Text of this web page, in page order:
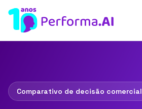
Comparativo de decisão comercial